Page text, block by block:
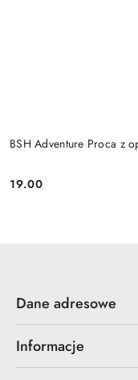
BSH Adventure Proca z
Cena:
19.00
Dane adresowe
Informacje